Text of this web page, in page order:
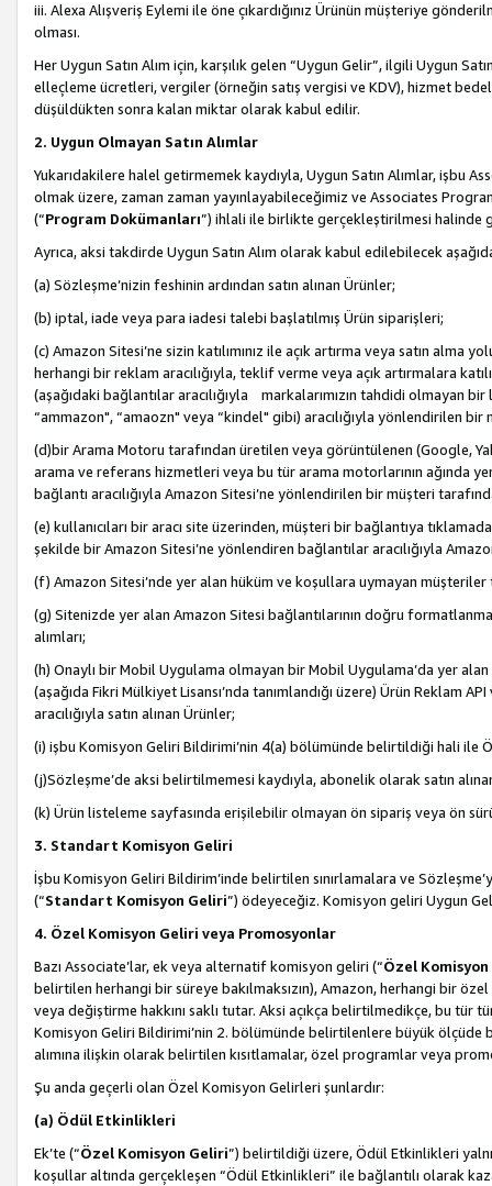
iii. Alexa Alışveriş Eylemi ile öne çıkardığınız Ürünün müşteriye
olması.
Her Uygun Satın Alım için, karşılık gelen “Uygun Gelir”, ilgili Uygun
elleçleme ücretleri, vergiler (örneğin satış vergisi ve KDV), hizmet
düşüldükten sonra kalan miktar olarak kabul edilir.
2. Uygun Olmayan Satın Alımlar
Yukarıdakilere halel getirmemek kaydıyla, Uygun Satın Alımlar, işbu
olmak üzere, zaman zaman yayınlayabileceğimiz ve Associates
(“Program Dokümanları”) ihlali ile birlikte gerçekleştirilmesi halinde
Ayrıca, aksi takdirde Uygun Satın Alım olarak kabul edilebilecek
(a) Sözleşme’nizin feshinin ardından satın alınan Ürünler;
(b) iptal, iade veya para iadesi talebi başlatılmış Ürün siparişleri;
(c) Amazon Sitesi’ne sizin katılımınız ile açık artırma veya satın alma
herhangi bir reklam aracılığıyla, teklif verme veya açık artırmalara
(aşağıdaki bağlantılar aracılığıyla markalarımızın tahdidi olmayan
“ammazon", “amaozn" veya “kindel" gibi) aracılığıyla yönlendirilen
(d)bir Arama Motoru tarafından üretilen veya görüntülenen (Google,
arama ve referans hizmetleri veya bu tür arama motorlarının ağında
bağlantı aracılığıyla Amazon Sitesi’ne yönlendirilen bir müşteri
(e) kullanıcıları bir aracı site üzerinden, müşteri bir bağlantıya
şekilde bir Amazon Sitesi’ne yönlendiren bağlantılar aracılığıyla
(f) Amazon Sitesi’nde yer alan hüküm ve koşullara uymayan müşteriler
(g) Sitenizde yer alan Amazon Sitesi bağlantılarının doğru
alımları;
(h) Onaylı bir Mobil Uygulama olmayan bir Mobil Uygulama’da yer
(aşağıda Fikri Mülkiyet Lisansı’nda tanımlandığı üzere) Ürün Reklam
aracılığıyla satın alınan Ürünler;
(i) işbu Komisyon Geliri Bildirimi’nin 4(a) bölümünde belirtildiği hali ile
(j)Sözleşme’de aksi belirtilmemesi kaydıyla, abonelik olarak satın
(k) Ürün listeleme sayfasında erişilebilir olmayan ön sipariş veya ön
3. Standart Komisyon Geliri
İşbu Komisyon Geliri Bildirim’inde belirtilen sınırlamalara ve
(“Standart Komisyon Geliri”) ödeyeceğiz. Komisyon geliri Uygun
4. Özel Komisyon Geliri veya Promosyonlar
Bazı Associate’lar, ek veya alternatif komisyon geliri (“Özel
belirtilen herhangi bir süreye bakılmaksızın), Amazon, herhangi bir
veya değiştirme hakkını saklı tutar. Aksi açıkça belirtilmedikçe, bu tür
Komisyon Geliri Bildirimi’nin 2. bölümünde belirtilenlere büyük ölçüde
alımına ilişkin olarak belirtilen kısıtlamalar, özel programlar veya
Şu anda geçerli olan Özel Komisyon Gelirleri şunlardır:
(a) Ödül Etkinlikleri
Ek’te (“Özel Komisyon Geliri”) belirtildiği üzere, Ödül Etkinlikleri
koşullar altında gerçekleşen “Ödül Etkinlikleri” ile bağlantılı olarak